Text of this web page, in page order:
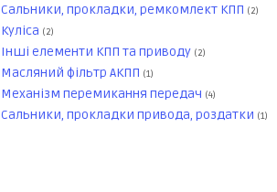
Сальники, прокладки, ремкомлект КПП (2)
Куліса (2)
Інші елементи КПП та приводу (2)
Масляний фільтр АКПП (1)
Механізм перемикання передач (4)
Сальники, прокладки привода, роздатки (1)